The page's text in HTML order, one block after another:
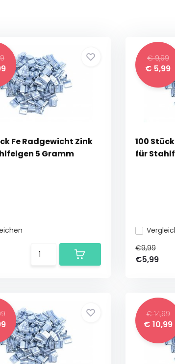
Fe Radgewicht Zink
5 Gramm
€ 9,99
€ 5,99
100
für
€9,99
€5,99
€ 14,99
€ 10,99